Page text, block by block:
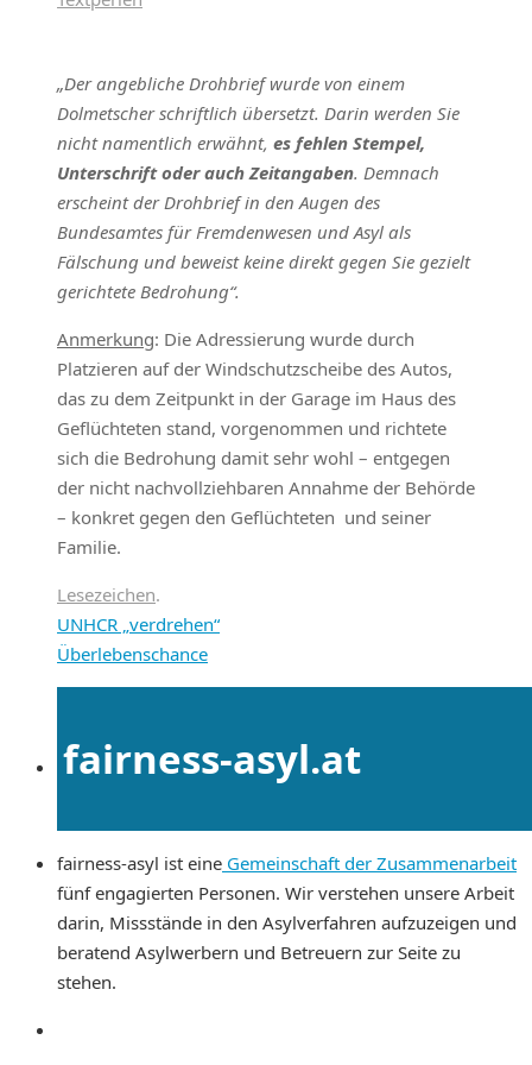
„Der angebliche Drohbrief wurde von einem
Dolmetscher schriftlich übersetzt. Darin werden Sie
nicht namentlich erwähnt, es fehlen Stempel,
Unterschrift oder auch Zeitangaben. Demnach
erscheint der Drohbrief in den Augen des
Bundesamtes für Fremdenwesen und Asyl als
Fälschung und beweist keine direkt gegen Sie gezielt
gerichtete Bedrohung“.
Anmerkung: Die Adressierung wurde durch
Platzieren auf der Windschutzscheibe des Autos,
das zu dem Zeitpunkt in der Garage im Haus des
Geflüchteten stand, vorgenommen und richtete
sich die Bedrohung damit sehr wohl – entgegen
der nicht nachvollziehbaren Annahme der Behörde
– konkret gegen den Geflüchteten und seiner
Familie.
Lesezeichen.
UNHCR „verdrehen“
Überlebenschance
fairness-asyl.at
fairness-asyl ist eine Gemeinschaft der Zusammenarbeit
fünf engagierten Personen. Wir verstehen unsere Arbeit
darin, Missstände in den Asylverfahren aufzuzeigen und
beratend Asylwerbern und Betreuern zur Seite zu
stehen.